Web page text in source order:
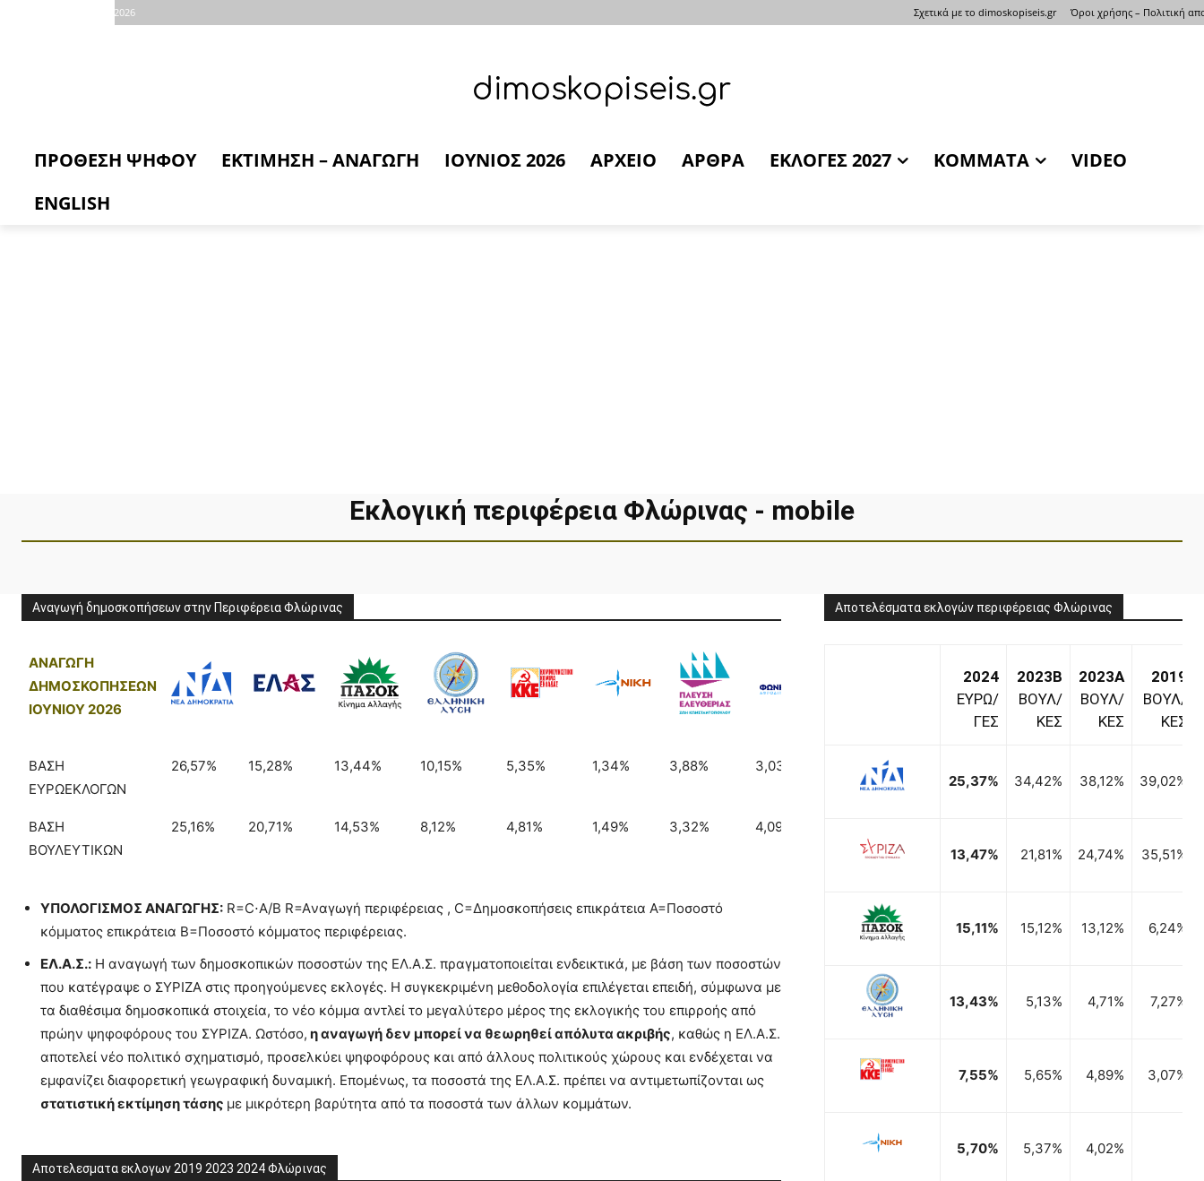
Σάββατο, 8 Αυγούστου, 2026 Σχετικά με το dimoskopiseis.gr Όροι χρήσης – Πολιτική
ΠΡΟΘΕΣΗ ΨΗΦΟΥ ΕΚΤΙΜΗΣΗ – ΑΝΑΓΩΓΗ ΙΟΥΝΙΟΣ 2026 ΑΡΧΕΙΟ ΑΡΘΡΑ ΕΚΛΟΓΕΣ 2027 ΚΟΜΜΑΤΑ
VIDEO
ENGLISH
Εκλογική περιφέρεια Φλώρινας - mobile
Αναγωγή δημοσκοπήσεων στην Περιφέρεια Φλώρινας
ΑΝΑΓΩΓΗ
ΔΗΜΟΣΚΟΠΗΣΕΩΝ
ΙΟΥΝΙΟΥ 2026
ΒΑΣΗ
ΕΥΡΩΕΚΛΟΓΩΝ
26,57% 15,28% 13,44% 10,15% 5,35% 1,34% 3,88% 3,03% 2,09%
ΒΑΣΗ
ΒΟΥΛΕΥΤΙΚΩΝ
25,16% 20,71% 14,53% 8,12% 4,81% 1,49% 3,32% 4,09%
ΥΠΟΛΟΓΙΣΜΟΣ ΑΝΑΓΩΓΗΣ: R=C⋅A/B​ R=Aναγωγή περιφέρειας , C=Δημοσκοπήσεις επικράτεια A=Ποσοστό
κόμματος επικράτεια B=Ποσοστό κόμματος περιφέρειας.
ΕΛ.Α.Σ.: Η αναγωγή των δημοσκοπικών ποσοστών της ΕΛ.Α.Σ. πραγματοποιείται ενδεικτικά, με βάση των ποσοστών
που κατέγραψε ο ΣΥΡΙΖΑ στις προηγούμενες εκλογές. Η συγκεκριμένη μεθοδολογία επιλέγεται επειδή, σύμφωνα με
τα διαθέσιμα δημοσκοπικά στοιχεία, το νέο κόμμα αντλεί το μεγαλύτερο μέρος της εκλογικής του επιρροής από
πρώην ψηφοφόρους του ΣΥΡΙΖΑ. Ωστόσο, η αναγωγή δεν μπορεί να θεωρηθεί απόλυτα ακριβής, καθώς η ΕΛ.Α.Σ.
αποτελεί νέο πολιτικό σχηματισμό, προσελκύει ψηφοφόρους και από άλλους πολιτικούς χώρους και ενδέχεται να
εμφανίζει διαφορετική γεωγραφική δυναμική. Επομένως, τα ποσοστά της ΕΛ.Α.Σ. πρέπει να αντιμετωπίζονται ως
στατιστική εκτίμηση τάσης με μικρότερη βαρύτητα από τα ποσοστά των άλλων κομμάτων.
Αποτελεσματα εκλογων 2019 2023 2024 Φλώρινας
Αποτελέσματα εκλογών περιφέρειας Φλώρινας
2024
ΕΥΡΩ/
ΓΕΣ
2023B
ΒΟΥΛ/
ΚΕΣ
2023A
ΒΟΥΛ/
ΚΕΣ
2019
ΒΟΥΛ/
ΚΕΣ
25,37% 34,42% 38,12% 39,02%
13,47% 21,81% 24,74% 35,51%
15,11% 15,12% 13,12% 6,24%
13,43% 5,13% 4,71% 7,27%
7,55% 5,65% 4,89% 3,07%
5,70% 5,37% 4,02%